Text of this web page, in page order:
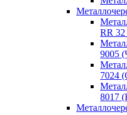
RR
9005
7024
8017